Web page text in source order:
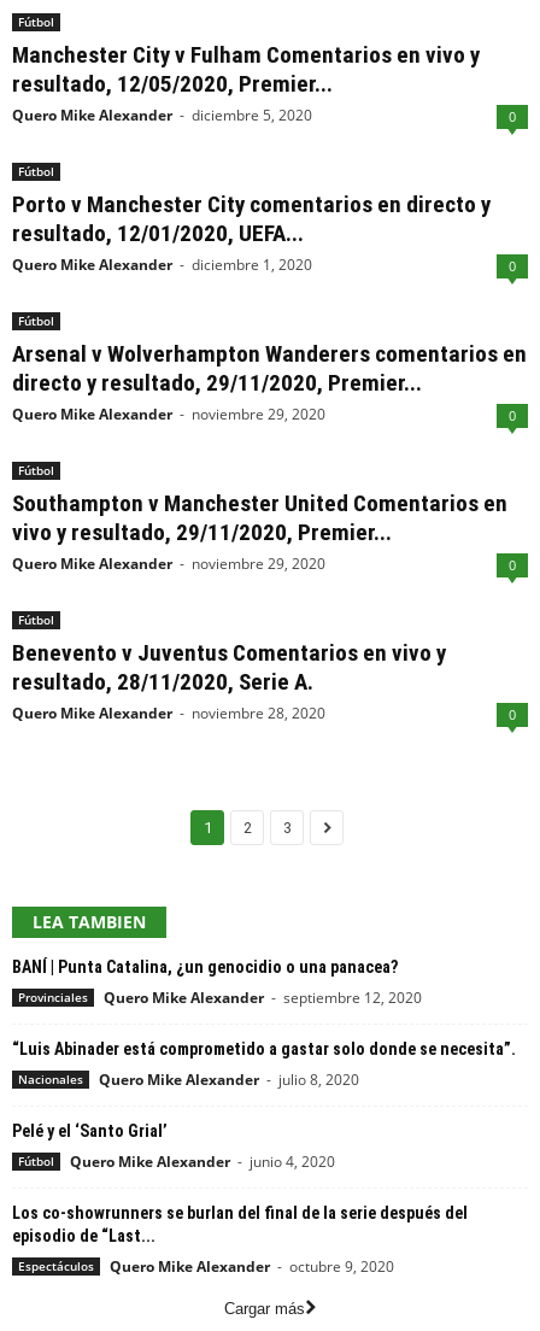
Fútbol
Manchester City v Fulham Comentarios en vivo y
resultado, 12/05/2020, Premier...
Quero Mike Alexander - diciembre 5, 2020 0
Fútbol
Porto v Manchester City comentarios en directo y
resultado, 12/01/2020, UEFA...
Quero Mike Alexander - diciembre 1, 2020 0
Fútbol
Arsenal v Wolverhampton Wanderers comentarios en
directo y resultado, 29/11/2020, Premier...
Quero Mike Alexander - noviembre 29, 2020 0
Fútbol
Southampton v Manchester United Comentarios en
vivo y resultado, 29/11/2020, Premier...
Quero Mike Alexander - noviembre 29, 2020 0
Fútbol
Benevento v Juventus Comentarios en vivo y
resultado, 28/11/2020, Serie A.
Quero Mike Alexander - noviembre 28, 2020 0
1 2 3
LEA TAMBIEN
BANÍ | Punta Catalina, ¿un genocidio o una panacea?
Provinciales Quero Mike Alexander - septiembre 12, 2020
“Luis Abinader está comprometido a gastar solo donde se necesita”.
Nacionales Quero Mike Alexander - julio 8, 2020
Pelé y el ‘Santo Grial’
Fútbol Quero Mike Alexander - junio 4, 2020
Los co-showrunners se burlan del final de la serie después del
episodio de “Last...
Espectáculos Quero Mike Alexander - octubre 9, 2020
Cargar más